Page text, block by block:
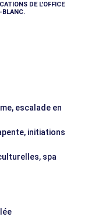
DE L'OFFICE
BLANC.
escalade en
initiations
spa